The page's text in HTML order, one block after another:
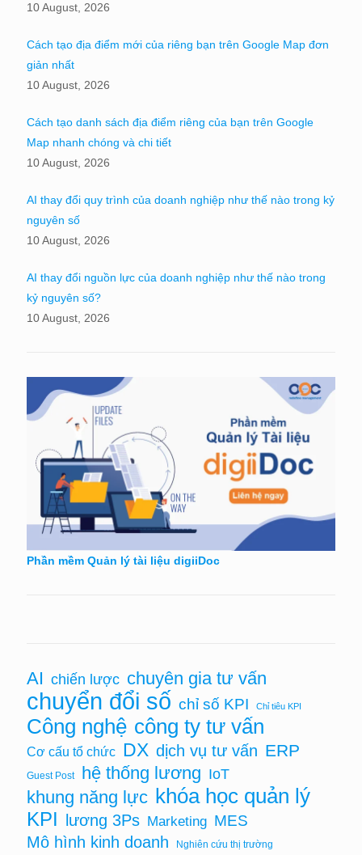
10 August, 2026
Cách tạo địa điểm mới của riêng bạn trên Google Map đơn
giản nhất
10 August, 2026
Cách tạo danh sách địa điểm riêng của bạn trên Google
Map nhanh chóng và chi tiết
10 August, 2026
AI thay đổi quy trình của doanh nghiệp như thế nào trong kỷ
nguyên số
10 August, 2026
AI thay đổi nguồn lực của doanh nghiệp như thế nào trong
kỷ nguyên số?
10 August, 2026
Phần mềm Quản lý tài liệu digiiDoc
AI chiến lược chuyên gia tư vấn
chuyển đổi số chỉ số KPI Chỉ tiêu KPI
Công nghệ công ty tư vấn
Cơ cấu tổ chức DX dịch vụ tư vấn ERP
Guest Post hệ thống lương IoT
khung năng lực khóa học quản lý
KPI lương 3Ps Marketing MES
Mô hình kinh doanh
Nghiên cứu thị trường